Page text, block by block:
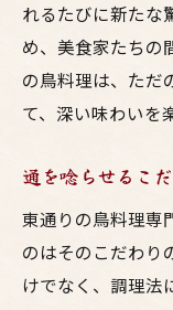
れるたびに新たな
め、美食家たちの
の鳥料理は、ただ
て、深い味わいを
通を唸らせるこ
東通りの鳥料理専
のはそのこだわり
けでなく、調理法